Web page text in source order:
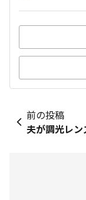
前の投稿